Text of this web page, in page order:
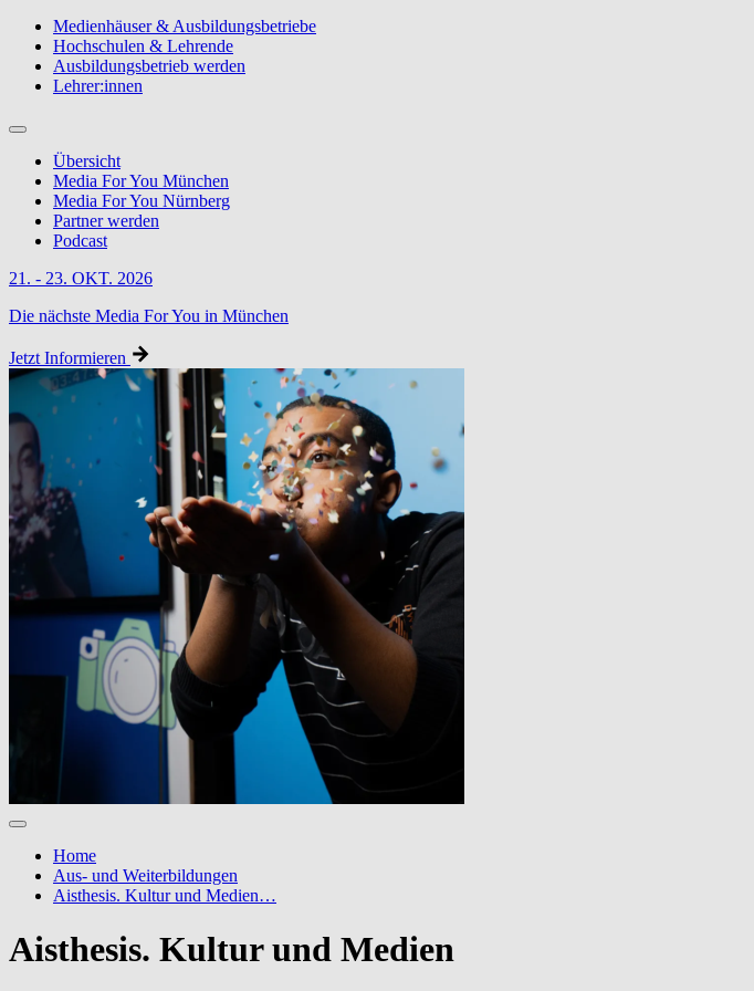
Medienhäuser & Ausbildungsbetriebe
Hochschulen & Lehrende
Ausbildungsbetrieb werden
Lehrer:innen
Übersicht
Media For You München
Media For You Nürnberg
Partner werden
Podcast
21. - 23. OKT. 2026
Die nächste Media For You in München
Jetzt Informieren
Home
Aus- und Weiterbildungen
Aisthesis. Kultur und Medien…
Aisthesis. Kultur und Medien